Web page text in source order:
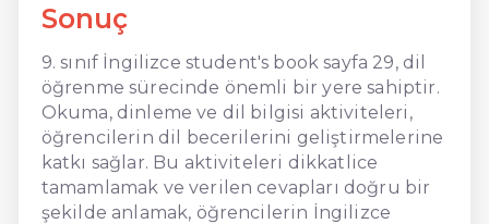
Sonuç
9. sınıf İngilizce student's book sayfa 29, dil
öğrenme sürecinde önemli bir yere sahiptir.
Okuma, dinleme ve dil bilgisi aktiviteleri,
öğrencilerin dil becerilerini geliştirmelerine
katkı sağlar. Bu aktiviteleri dikkatlice
tamamlamak ve verilen cevapları doğru bir
şekilde anlamak, öğrencilerin İngilizce